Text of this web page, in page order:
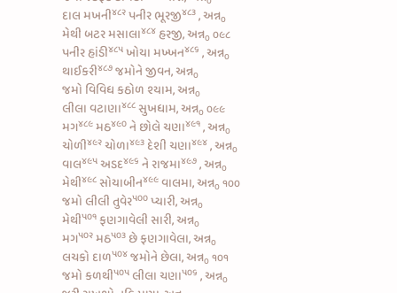
દાલ મખની૪૮૨ પનીર ભૂરજી૪૮૩ , અન્ન૦
મેથી બટર મસાલા૪૮૪ હરજી, અન્ન૦ ૦૯૮
પનીર હાંડી૪૮૫ ખોયા મખ્ખન૪૮૬ , અન્ન૦
થાઈકરી૪૮૭ જમોને જીવન, અન્ન૦
જમો વિવિધ કઠોળ શ્યામ, અન્ન૦
લીલા વટાણા૪૮૮ સુખધામ, અન્ન૦ ૦૯૯
મગ૪૮૯ મઠ૪૯૦ ને છોલે ચણા૪૯૧ , અન્ન૦
ચોળી૪૯૨ ચોળા૪૯૩ દેશી ચણા૪૯૪ , અન્ન૦
વાલ૪૯૫ અડદ૪૯૬ નેરાજમા૪૯૭ , અન્ન૦
મેથી૪૯૮ સોયાબીન૪૯૯ વાલમા, અન્ન૦ ૧૦૦
જમો લીલી તુવેર૫૦૦ પ્યારી, અન્ન૦
મેથી૫૦૧ ફણગાવેલી સારી, અન્ન૦
મગ૫૦૨ મઠ૫૦૩ છે ફણગાવેલા, અન્ન૦
લચકો દાળ૫૦૪ જમોને છેલા, અન્ન૦ ૧૦૧
જમો કળથી૫૦૫ લીલા ચણા૫૦૬ , અન્ન૦